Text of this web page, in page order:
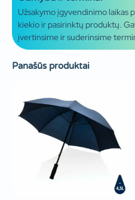
Užsakymo įgyvendinimo laikas
kiekio ir pasirinktų produktų.
įvertinsime ir suderinsime
Panašūs produktai